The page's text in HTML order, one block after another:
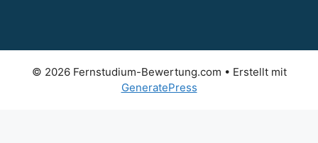
© 2026 Fernstudium-Bewertung.com • Erstellt mit
GeneratePress